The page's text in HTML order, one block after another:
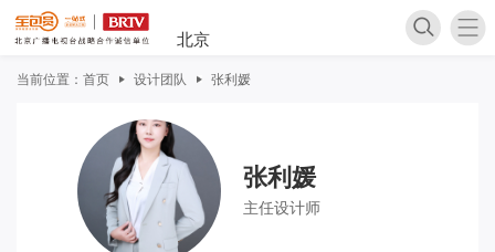
北京
当前位置： 首页 设计团队 张利媛
张利媛
主任设计师